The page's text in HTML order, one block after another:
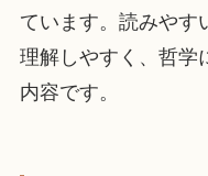
ています。読みやす
理解しやすく、哲学
内容です。